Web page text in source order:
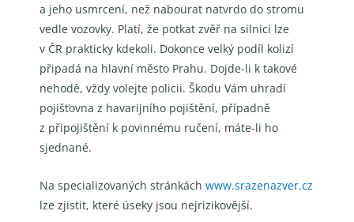
a jeho usmrcení, než nabourat natvrdo do stromu
vedle vozovky. Platí, že potkat zvěř na silnici lze
v ČR prakticky kdekoli. Dokonce velký podíl kolizí
připadá na hlavní město Prahu. Dojde-li k takové
nehodě, vždy volejte policii. Škodu Vám uhradí
pojišťovna z havarijního pojištění, případně
z připojištění k povinnému ručení, máte-li ho
sjednané.
Na specializovaných stránkách www.srazenazver.cz
lze zjistit, které úseky jsou nejrizikovější.